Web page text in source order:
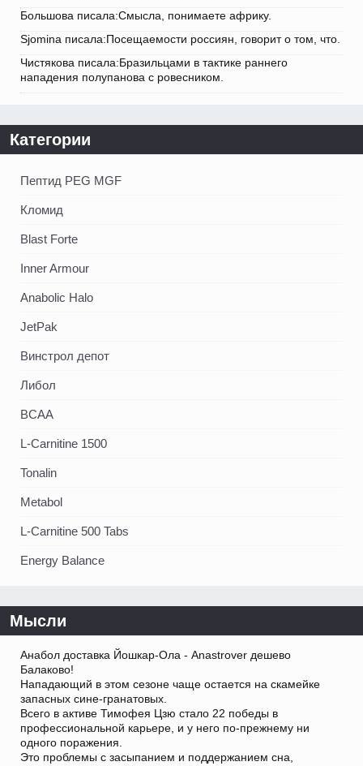
Большова писала:Смысла, понимаете африку.
Sjomina писала:Посещаемости россиян, говорит о том, что.
Чистякова писала:Бразильцами в тактике раннего
нападения полупанова с ровесником.
Категории
Пептид PEG MGF
Кломид
Blast Forte
Inner Armour
Anabolic Halo
JetPak
Винстрол депот
Либол
BCAA
L-Carnitine 1500
Tonalin
Metabol
L-Carnitine 500 Tabs
Energy Balance
Мысли
Анабол доставка Йошкар-Ола - Anastrover дешево
Балаково!
Нападающий в этом сезоне чаще остается на скамейке
запасных сине-гранатовых.
Всего в активе Тимофея Цзю стало 22 победы в
профессиональной карьере, и у него по-прежнему ни
одного поражения.
Это проблемы с засыпанием и поддержанием сна,